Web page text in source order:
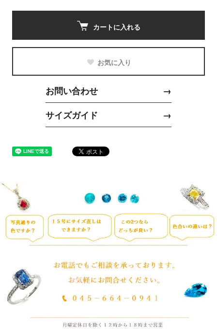
カートに入れる
お気に入り
お問い合わせ →
サイズガイド →